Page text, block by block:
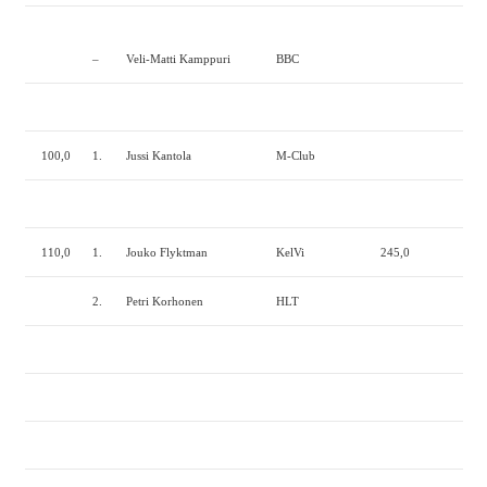
– Veli-Matti Kamppuri BBC
100,0 1. Jussi Kantola M-Club
110,0 1. Jouko Flyktman KelVi 245,0
2. Petri Korhonen HLT